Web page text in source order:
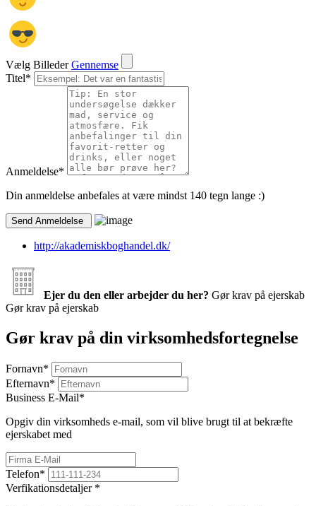
Vælg Billeder Gennemse
Titel*
Anmeldelse*
Din anmeldelse anbefales at være mindst 140 tegn lange :)
http://akademiskboghandel.dk/
Ejer du den eller arbejder du her? Gør krav på ejerskab
Gør krav på ejerskab
Gør krav på din virksomhedsfortegnelse
Fornavn*
Efternavn*
Business E-Mail*
Opgiv din virksomheds e-mail, som vil blive brugt til at bekræfte
ejerskabet med
Telefon*
Verfikationsdetaljer *